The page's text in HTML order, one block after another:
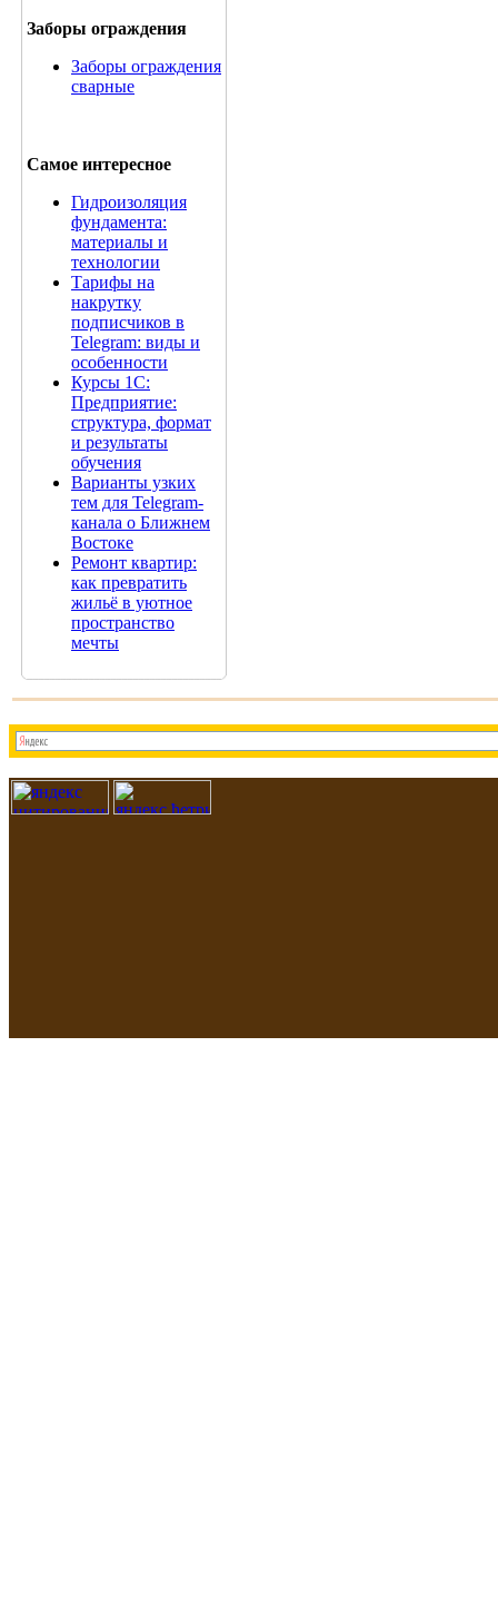
Заборы ограждения
Заборы ограждения
сварные
Самое интересное
Гидроизоляция
фундамента:
материалы и
технологии
Тарифы на
накрутку
подписчиков в
Telegram: виды и
особенности
Курсы 1С:
Предприятие:
структура, формат
и результаты
обучения
Варианты узких
тем для Telegram-
канала о Ближнем
Востоке
Ремонт квартир:
как превратить
жильё в уютное
пространство
мечты